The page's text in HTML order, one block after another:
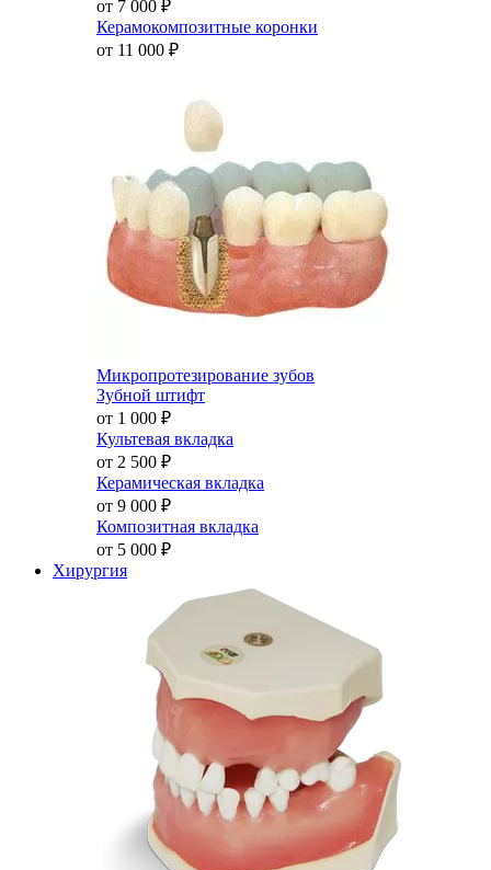
от 7 000 ₽
Керамокомпозитные коронки
от 11 000 ₽
Микропротезирование зубов
Зубной штифт
от 1 000 ₽
Культевая вкладка
от 2 500 ₽
Керамическая вкладка
от 9 000 ₽
Композитная вкладка
от 5 000 ₽
Хирургия